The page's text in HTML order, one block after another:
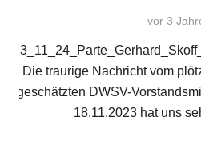
vor 3
Die traurige Nachricht vom
geschätzten DWSV-
18.11.2023 hat uns